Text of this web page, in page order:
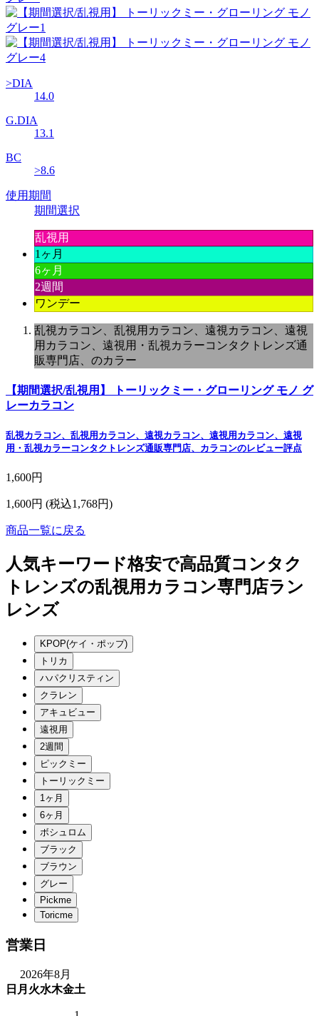
>DIA
14.0
G.DIA
13.1
BC
>8.6
使用期間
期間選択
乱視用
1ヶ月
6ヶ月
2週間
ワンデー
乱視カラコン、乱視用カラコン、遠視カラコン、遠視
用カラコン、遠視用・乱視カラーコンタクトレンズ通
販専門店、のカラー
【期間選択/乱視用】 トーリックミー・グローリング モノ グ
レーカラコン
乱視カラコン、乱視用カラコン、遠視カラコン、遠視用カラコン、遠視
用・乱視カラーコンタクトレンズ通販専門店、カラコンのレビュー評点
1,600円
1,600円 (税込1,768円)
商品一覧に戻る
人気キーワード格安で高品質コンタク
トレンズの乱視用カラコン専門店ラン
レンズ
営業日
2026年8月
日 月 火水木金土